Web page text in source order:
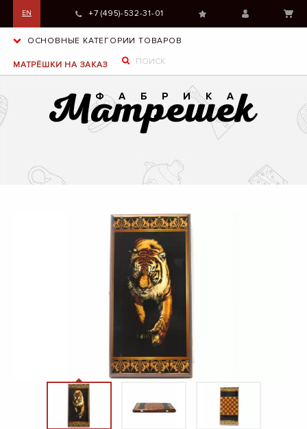
EN +7 (495)-532-31-01
ОСНОВНЫЕ КАТЕГОРИИ ТОВАРОВ
МАТРЁШКИ НА ЗАКАЗ